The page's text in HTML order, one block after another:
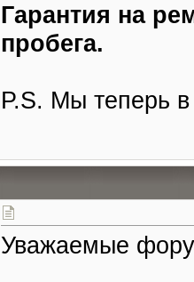
Гарантия на
пробега.
P.S. Мы теперь
Уважаемые